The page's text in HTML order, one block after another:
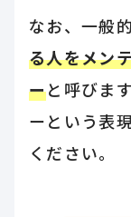
なお、一般
る人をメン
ーと呼びま
ーという表
ください。